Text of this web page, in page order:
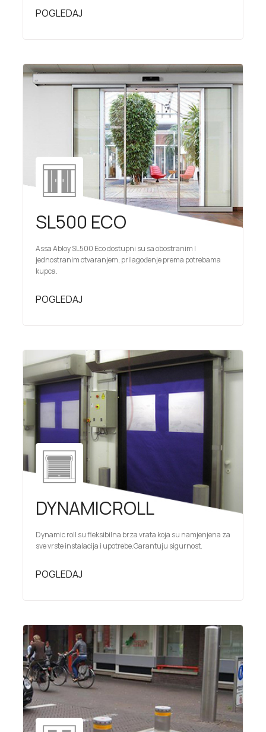
POGLEDAJ
SL500 ECO
Assa Abloy SL500 Eco dostupni su sa obostranim I
jednostranim otvaranjem, prilagođenje prema potrebama
kupca.
POGLEDAJ
DYNAMICROLL
Dynamic roll su fleksibilna brza vrata koja su namjenjena za
sve vrste instalacija i upotrebe.Garantuju sigurnost.
POGLEDAJ